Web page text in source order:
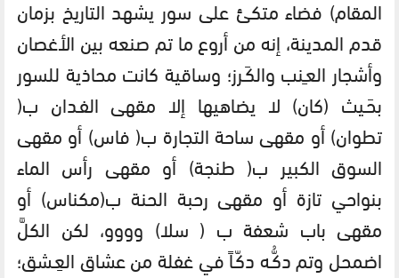
المقام) فضاء متكئ على سور يشهد التاريخ بزمان
قدم المدينة، إنه من أروع ما تم صنعه بين الأغصان
وأشجار العـِنب والكَـرز؛ وساقية كانت محاذية للسور
بحَـيث (كان) لا يضاهيها إلا مقهى الفـدان ب(
تطوان) أو مقهى ساحة التجارة ب( فاس) أو مقهى
السوق الكبير ب( طنجة) أو مقهى رأس الماء
بنواحي تازة أو مقهى رحبة الحنة ب(مكناس) أو
مقهى باب شعفة ب ( سلا) وووو، لكن الكلَّ
اضمحل وتم دكُّـه دكّـاً في غفلة من عشاق العِـشق؛